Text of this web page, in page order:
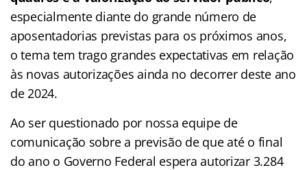
especialmente diante do grande número de
aposentadorias previstas para os próximos anos,
o tema tem trago grandes expectativas em relação
às novas autorizações ainda no decorrer deste ano
de 2024.
Ao ser questionado por nossa equipe de
comunicação sobre a previsão de que até o final
do ano o Governo Federal espera autorizar 3.284